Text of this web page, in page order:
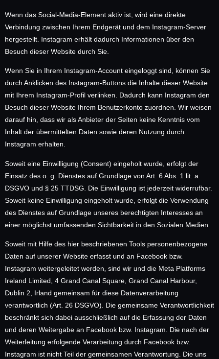
Wenn das Social-Media-Element aktiv ist, wird eine direkte
Verbindung zwischen Ihrem Endgerät und dem Instagram-Server
hergestellt. Instagram erhält dadurch Informationen über den
Besuch dieser Website durch Sie.
Wenn Sie in Ihrem Instagram-Account eingeloggt sind, können Sie
durch Anklicken des Instagram-Buttons die Inhalte dieser Website
mit Ihrem Instagram-Profil verlinken. Dadurch kann Instagram den
Besuch dieser Website Ihrem Benutzerkonto zuordnen. Wir weisen
darauf hin, dass wir als Anbieter der Seiten keine Kenntnis vom
Inhalt der übermittelten Daten sowie deren Nutzung durch
Instagram erhalten.
Soweit eine Einwilligung (Consent) eingeholt wurde, erfolgt der
Einsatz des o. g. Dienstes auf Grundlage von Art. 6 Abs. 1 lit. a
DSGVO und § 25 TTDSG. Die Einwilligung ist jederzeit widerrufbar.
Soweit keine Einwilligung eingeholt wurde, erfolgt die Verwendung
des Dienstes auf Grundlage unseres berechtigten Interesses an
einer möglichst umfassenden Sichtbarkeit in den Sozialen Medien.
Soweit mit Hilfe des hier beschriebenen Tools personenbezogene
Daten auf unserer Website erfasst und an Facebook bzw.
Instagram weitergeleitet werden, sind wir und die Meta Platforms
Ireland Limited, 4 Grand Canal Square, Grand Canal Harbour,
Dublin 2, Irland gemeinsam für diese Datenverarbeitung
verantwortlich (Art. 26 DSGVO). Die gemeinsame Verantwortlichkeit
beschränkt sich dabei ausschließlich auf die Erfassung der Daten
und deren Weitergabe an Facebook bzw. Instagram. Die nach der
Weiterleitung erfolgende Verarbeitung durch Facebook bzw.
Instagram ist nicht Teil der gemeinsamen Verantwortung. Die uns